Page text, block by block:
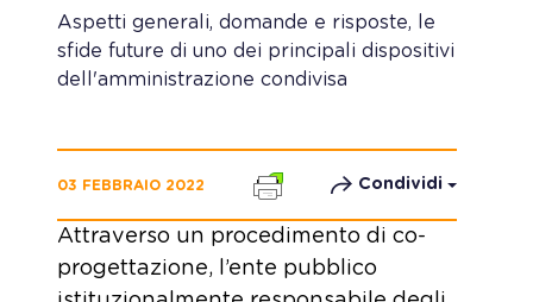
Aspetti generali, domande e risposte, le
sfide future di uno dei principali dispositivi
dell'amministrazione condivisa
03 FEBBRAIO 2022 Condividi
Attraverso un procedimento di co-
progettazione, l’ente pubblico